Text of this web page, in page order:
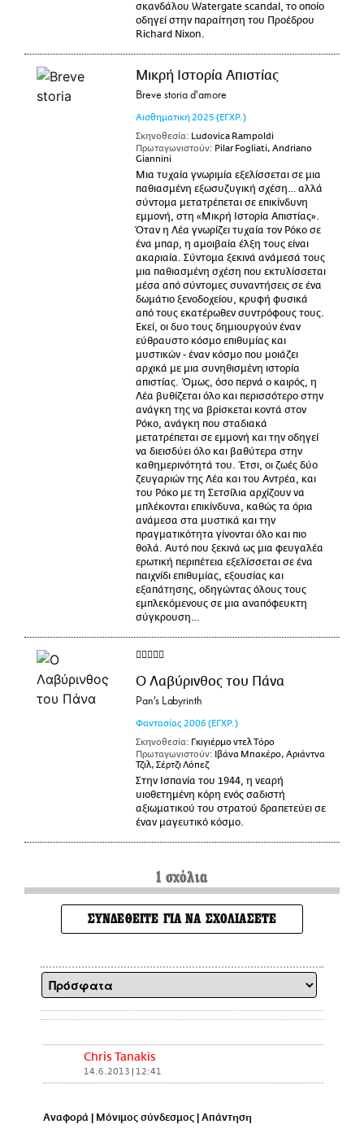
σκανδάλου Watergate scandal, το οποίο
οδηγεί στην παραίτηση του Προέδρου
Richard Nixon.
Μικρή Ιστορία Απιστίας
Breve storia d'amore
Αισθηματική 2025 (ΕΓΧΡ.)
Σκηνοθεσία: Ludovica Rampoldi
Πρωταγωνιστούν: Pilar Fogliati, Andriano
Giannini
Μια τυχαία γνωριμία εξελίσσεται σε μια
παθιασμένη εξωσυζυγική σχέση… αλλά
σύντομα μετατρέπεται σε επικίνδυνη
εμμονή, στη «Μικρή Ιστορία Απιστίας».
Όταν η Λέα γνωρίζει τυχαία τον Ρόκο σε
ένα μπαρ, η αμοιβαία έλξη τους είναι
ακαριαία. Σύντομα ξεκινά ανάμεσά τους
μια παθιασμένη σχέση που εκτυλίσσεται
μέσα από σύντομες συναντήσεις σε ένα
δωμάτιο ξενοδοχείου, κρυφή φυσικά
από τους εκατέρωθεν συντρόφους τους.
Εκεί, οι δυο τους δημιουργούν έναν
εύθραυστο κόσμο επιθυμίας και
μυστικών - έναν κόσμο που μοιάζει
αρχικά με μια συνηθισμένη ιστορία
απιστίας. Όμως, όσο περνά ο καιρός, η
Λέα βυθίζεται όλο και περισσότερο στην
ανάγκη της να βρίσκεται κοντά στον
Ρόκο, ανάγκη που σταδιακά
μετατρέπεται σε εμμονή και την οδηγεί
να διεισδύει όλο και βαθύτερα στην
καθημερινότητά του. Έτσι, οι ζωές δύο
ζευγαριών της Λέα και του Αντρέα, και
του Ρόκο με τη Σετσίλια αρχίζουν να
μπλέκονται επικίνδυνα, καθώς τα όρια
ανάμεσα στα μυστικά και την
πραγματικότητα γίνονται όλο και πιο
θολά. Αυτό που ξεκινά ως μια φευγαλέα
ερωτική περιπέτεια εξελίσσεται σε ένα
παιχνίδι επιθυμίας, εξουσίας και
εξαπάτησης, οδηγώντας όλους τους
εμπλεκόμενους σε μια αναπόφευκτη
σύγκρουση…
Ο Λαβύρινθος του Πάνα
Pan's Labyrinth
Φαντασίας 2006 (ΕΓΧΡ.)
Σκηνοθεσία: Γκιγιέρμο ντελ Τόρο
Πρωταγωνιστούν: Ιβάνα Μπακέρο, Αριάντνα
Τζιλ, Σέρτζι Λόπεζ
Στην Ισπανία του 1944, η νεαρή
υιοθετημένη κόρη ενός σαδιστή
αξιωματικού του στρατού δραπετεύει σε
έναν μαγευτικό κόσμο.
1 σχόλια
ΣΥΝΔΕΘΕΙΤΕ ΓΙΑ ΝΑ ΣΧΟΛΙΑΣΕΤΕ
Chris Tanakis
14.6.2013 | 12:41
Αναφορά | Μόνιμος σύνδεσμος | Απάντηση